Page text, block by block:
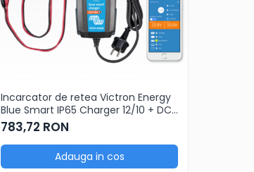
Incarcator de retea Victron Energy
Blue Smart IP65 Charger 12/10 + DC
connector
783,72 RON
Adauga in cos